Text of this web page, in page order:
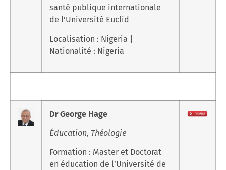
santé publique internationale
de l’Université Euclid
Localisation : Nigeria |
Nationalité : Nigeria
Dr George Hage
Éducation, Théologie
Formation : Master et Doctorat
en éducation de l’Université de